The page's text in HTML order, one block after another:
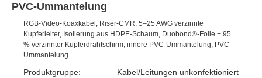
PVC-Ummantelung
RGB-Video-Koaxkabel, Riser-CMR, 5–25 AWG verzinnte
Kupferleiter, Isolierung aus HDPE-Schaum, Duobond®-Folie + 95
% verzinnter Kupferdrahtschirm, innere PVC-Ummantelung, PVC-
Ummantelung
Produktgruppe:
Kabel/Leitungen unkonfektioniert